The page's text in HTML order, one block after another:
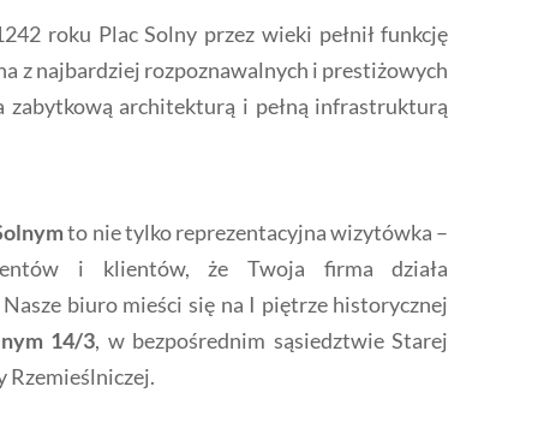
roku Plac Solny przez wieki pełnił funkcję
z najbardziej rozpoznawalnych i prestiżowych
zabytkową architekturą i pełną infrastrukturą
to nie tylko reprezentacyjna wizytówka –
i klientów, że Twoja firma działa
biuro mieści się na I piętrze historycznej
14/3, w bezpośrednim sąsiedztwie Starej
Rzemieślniczej.